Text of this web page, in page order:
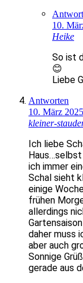
10.
Heike
So ist
😊
Liebe
Antworten
10. März 2025
kleiner-
Ich liebe
ich immer
Schal sieht
einige
frühen
allerdings
daher muss
aber auch
Sonnige
gerade aus